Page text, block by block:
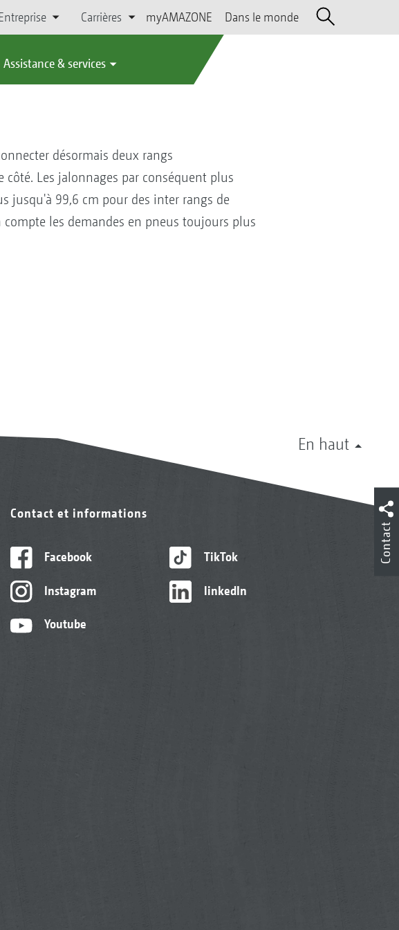
Carrières myAMAZONE Dans le monde
Assistance & services
désormais deux rangs
Les jalonnages par conséquent plus
jusqu'à 99,6 cm pour des inter rangs de
les demandes en pneus toujours plus
En haut
Contact et informations
Facebook
Instagram
Youtube
TikTok
linkedIn
Contact